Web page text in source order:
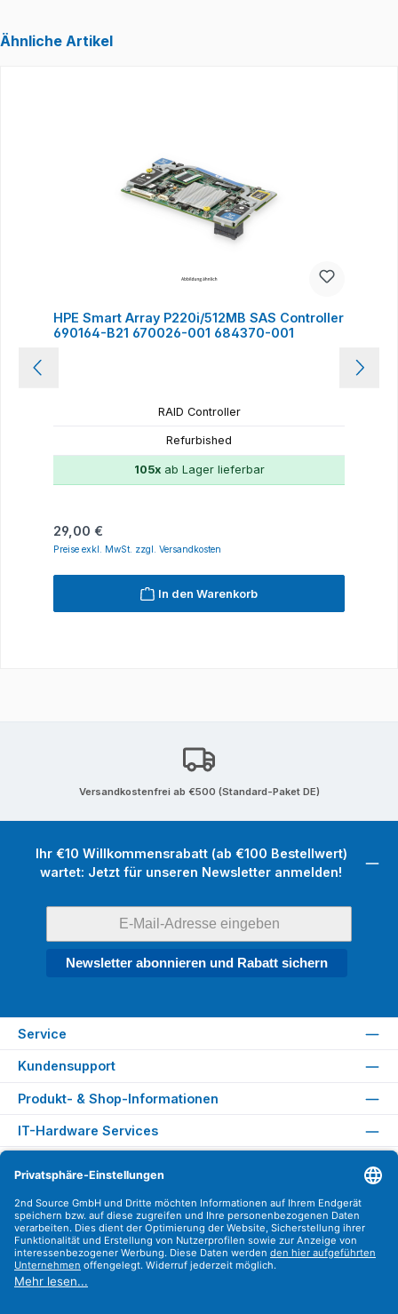
Ähnliche Artikel
HPE Smart Array P220i/512MB SAS Controller
690164-B21 670026-001 684370-001
RAID Controller
Refurbished
105xab Lager lieferbar
Regulärer Preis:
29,00 €
Preise exkl. MwSt. zzgl. Versandkosten
In den Warenkorb
Versandkostenfrei ab €500 (Standard-Paket DE)
Ihr €10 Willkommensrabatt (ab €100 Bestellwert)
wartet: Jetzt für unseren Newsletter anmelden!
Newsletter abonnieren und Rabatt sichern
Service
Kundensupport
Produkt- & Shop-Informationen
IT-Hardware Services
Versandarten
Zahlungsarten
Sicher Einkaufen
Find us on